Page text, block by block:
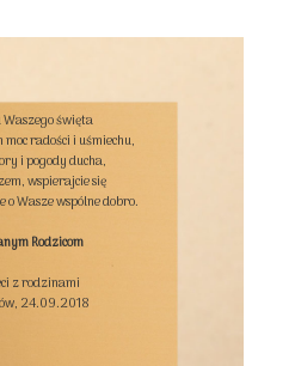
święta
radości i uśmiechu,
i pogody ducha,
wspierajcie się
o Wasze wspólne dobro.
Rodzicom
z rodzinami
24.09.2018